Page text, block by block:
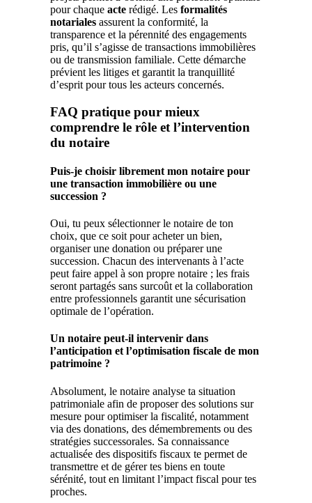
pour chaque acte rédigé. Les formalités
notariales assurent la conformité, la
transparence et la pérennité des engagements
pris, qu’il s’agisse de transactions immobilières
ou de transmission familiale. Cette démarche
prévient les litiges et garantit la tranquillité
d’esprit pour tous les acteurs concernés.
FAQ pratique pour mieux
comprendre le rôle et l’intervention
du notaire
Puis-je choisir librement mon notaire pour
une transaction immobilière ou une
succession ?
Oui, tu peux sélectionner le notaire de ton
choix, que ce soit pour acheter un bien,
organiser une donation ou préparer une
succession. Chacun des intervenants à l’acte
peut faire appel à son propre notaire ; les frais
seront partagés sans surcoût et la collaboration
entre professionnels garantit une sécurisation
optimale de l’opération.
Un notaire peut-il intervenir dans
l’anticipation et l’optimisation fiscale de mon
patrimoine ?
Absolument, le notaire analyse ta situation
patrimoniale afin de proposer des solutions sur
mesure pour optimiser la fiscalité, notamment
via des donations, des démembrements ou des
stratégies successorales. Sa connaissance
actualisée des dispositifs fiscaux te permet de
transmettre et de gérer tes biens en toute
sérénité, tout en limitant l’impact fiscal pour tes
proches.